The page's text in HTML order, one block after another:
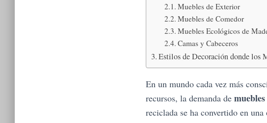
Muebles de Exterior
Muebles de Comedor
Muebles Ecológicos de
Camas y Cabeceros
Estilos de Decoración donde los
En un mundo cada vez más
recursos, la demanda de
reciclada se ha convertido en